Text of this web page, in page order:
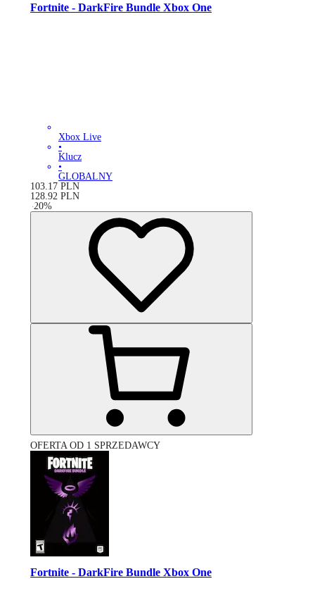
Fortnite - DarkFire Bundle Xbox One
Xbox Live
•
Klucz
•
GLOBALNY
103.17 PLN
128.92 PLN
-20%
OFERTA OD 1 SPRZEDAWCY
Fortnite - DarkFire Bundle Xbox One